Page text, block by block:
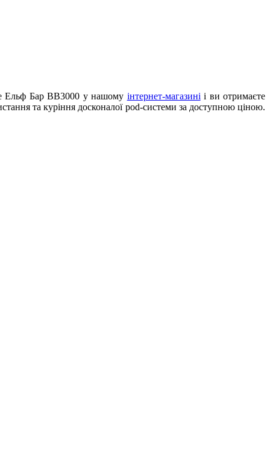
Ельф Бар ВВ3000 у нашому інтернет-магазині і ви отримаєте
та куріння досконалої pod-системи за доступною ціною.